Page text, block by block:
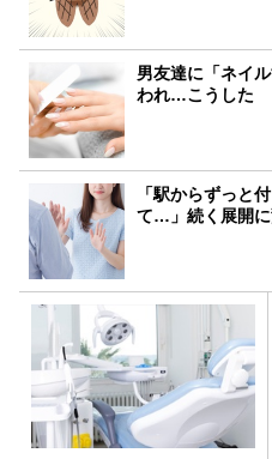
男友達に「ネイ
われ…こうした
「駅からずっと
て…」続く展開